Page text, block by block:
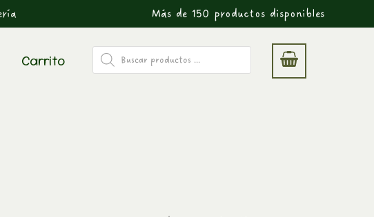
Más de 150 productos disponibles
Carrito
Búsqueda
productos